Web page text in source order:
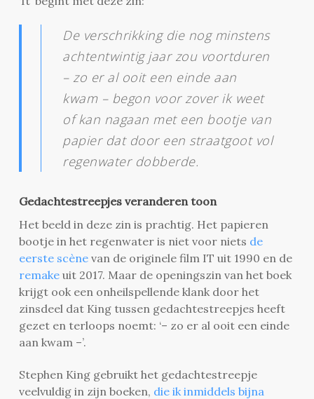
De verschrikking die nog minstens
achtentwintig jaar zou voortduren
– zo er al ooit een einde aan
kwam – begon voor zover ik weet
of kan nagaan met een bootje van
papier dat door een straatgoot vol
regenwater dobberde.
Gedachtestreepjes veranderen toon
Het beeld in deze zin is prachtig. Het papieren
bootje in het regenwater is niet voor niets de
eerste scènevan de originele film IT uit 1990 en de
remakeuit 2017. Maar de openingszin van het boek
krijgt ook een onheilspellende klank door het
zinsdeel dat King tussen gedachtestreepjes heeft
gezet en terloops noemt: ‘– zo er al ooit een einde
aan kwam –’.
Stephen King gebruikt het gedachtestreepje
veelvuldig in zijn boeken, die ik inmiddels bijna